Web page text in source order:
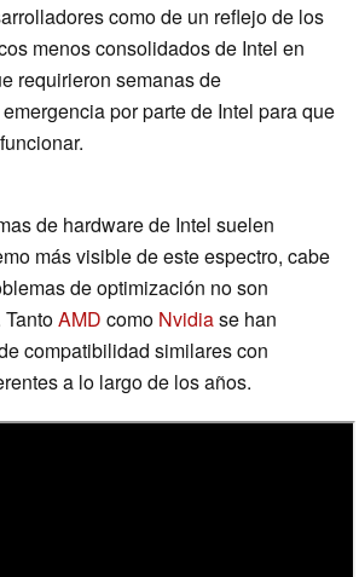
como de un reflejo de los
menos consolidados de Intel en
requirieron semanas de
por parte de Intel para que
de hardware de Intel suelen
más visible de este espectro, cabe
de optimización no son
AMD como Nvidiase han
compatibilidad similares con
a lo largo de los años.